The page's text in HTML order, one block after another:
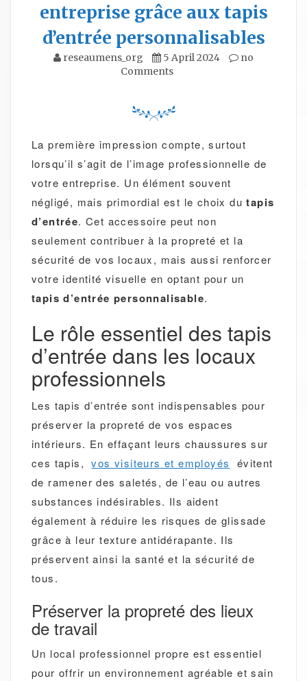
entreprise grâce aux tapis
d’entrée personnalisables
reseaumens_org 5 April 2024
no
Comments
La première impression compte, surtout
lorsqu’il s’agit de l’image professionnelle de
votre entreprise. Un élément souvent
négligé, mais primordial est le choix dutapis
d’entrée. Cet accessoire peut non
seulement contribuer à la propreté et la
sécurité de vos locaux, mais aussi renforcer
votre identité visuelle en optant pour un
tapis d’entrée personnalisable.
Le rôle essentiel des tapis
d’entrée dans les locaux
professionnels
Les tapis d’entrée sont indispensables pour
préserver la propreté de vos espaces
intérieurs. En effaçant leurs chaussures sur
ces tapis, vos visiteurs et employés
évitent
de ramener des saletés, de l’eau ou autres
substances indésirables. Ils aident
également à réduire les risques de glissade
grâce à leur texture antidérapante. Ils
préservent ainsi la santé et la sécurité de
tous.
Préserver la propreté des lieux
de travail
Un local professionnel propre est essentiel
pour offrir un environnement agréable et sain